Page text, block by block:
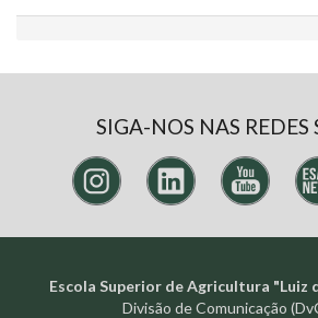
SIGA-NOS NAS REDES
Escola Superior de Agricultura "Luiz
Divisão de Comunicação